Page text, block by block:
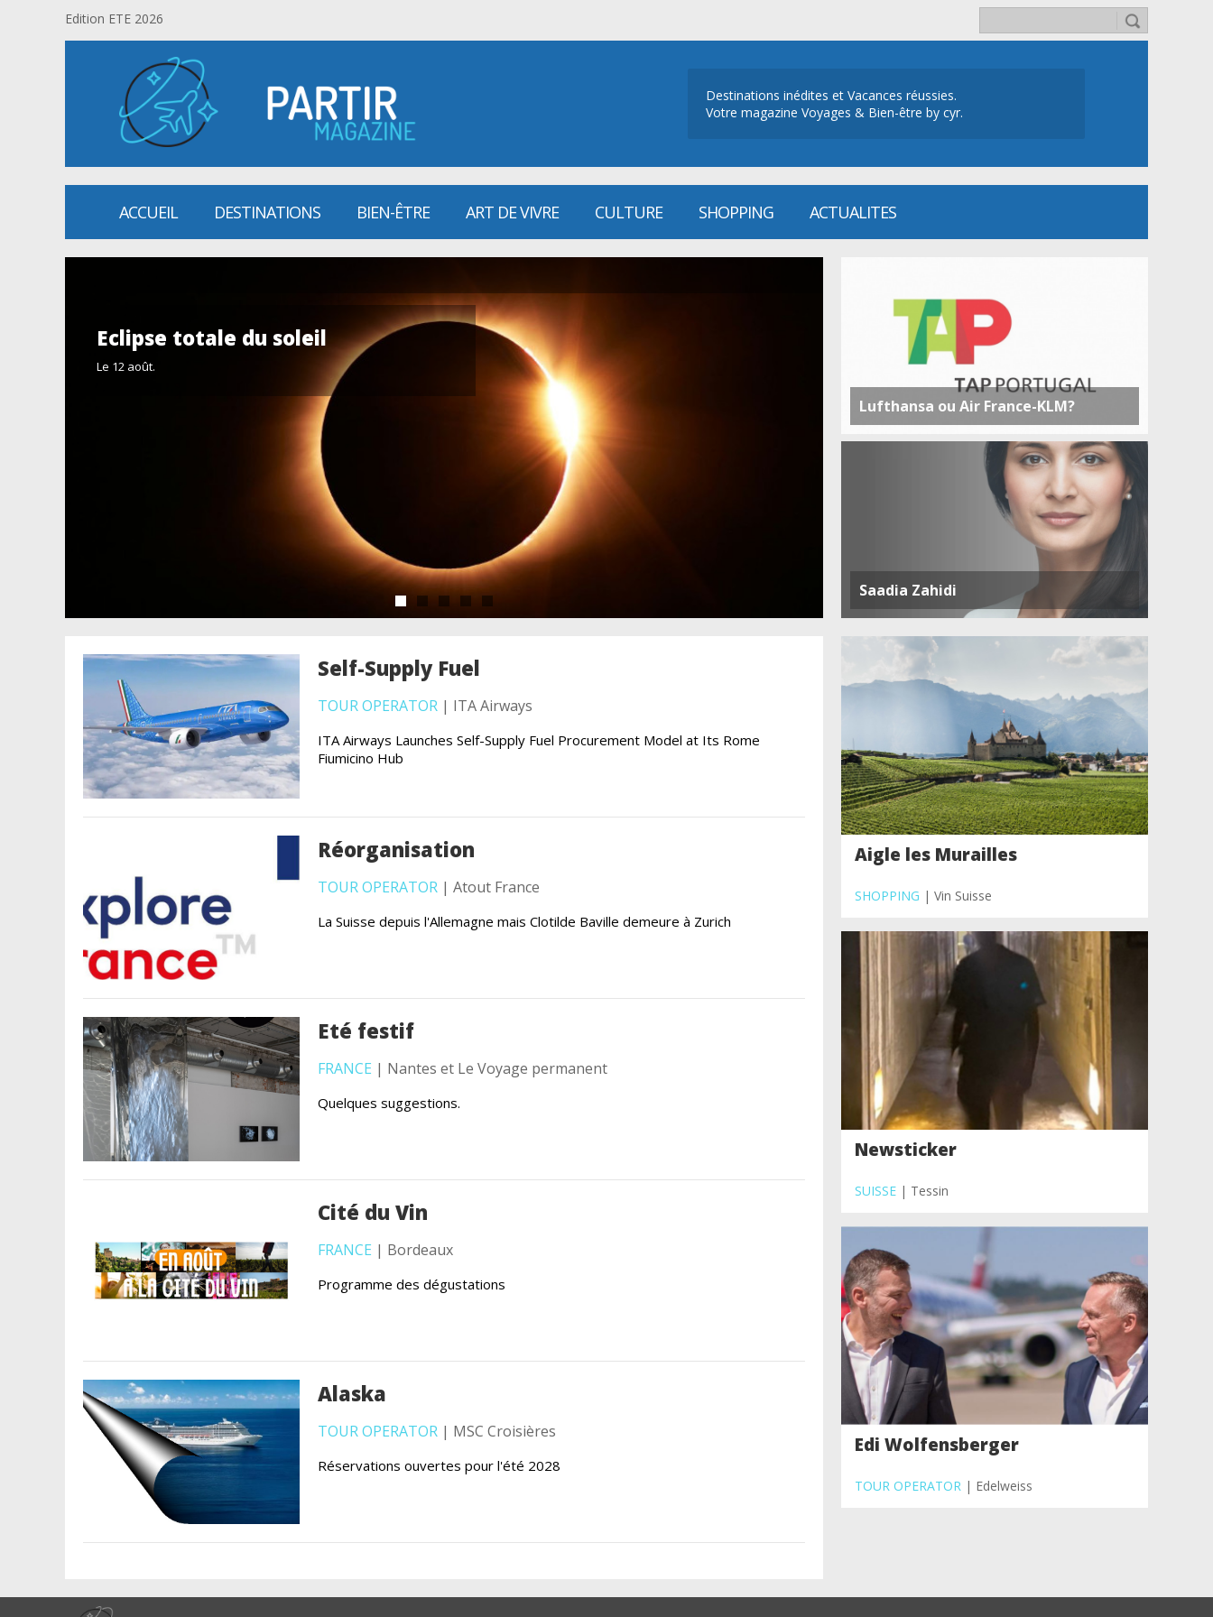
Edition ETE 2026
Destinations inédites et Vacances réussies.
Votre magazine Voyages & Bien-être by cyr.
ACCUEIL DESTINATIONS BIEN-ÊTRE ART DE VIVRE CULTURE SHOPPING ACTUALITES
Eclipse totale du soleil
Le 12 août.
Locarno Film Festival
Du 05.08.2026 au 15.08.2026, toute la journée
Lufthansa ou Air France-KLM?
Saadia Zahidi
Self-Supply Fuel
TOUR OPERATOR | ITA Airways
ITA Airways Launches Self-Supply Fuel Procurement Model at Its Rome
Fiumicino Hub
Réorganisation
TOUR OPERATOR | Atout France
La Suisse depuis l'Allemagne mais Clotilde Baville demeure à Zurich
Eté festif
FRANCE | Nantes et Le Voyage permanent
Quelques suggestions.
Cité du Vin
FRANCE | Bordeaux
Programme des dégustations
Alaska
TOUR OPERATOR | MSC Croisières
Réservations ouvertes pour l'été 2028
Aigle les Murailles
SHOPPING | Vin Suisse
Newsticker
SUISSE | Tessin
Edi Wolfensberger
TOUR OPERATOR | Edelweiss